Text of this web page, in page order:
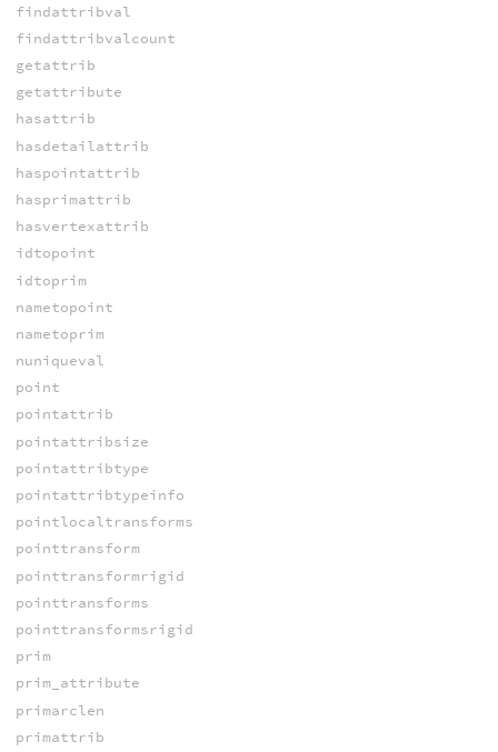
findattribval
findattribvalcount
getattrib
getattribute
hasattrib
hasdetailattrib
haspointattrib
hasprimattrib
hasvertexattrib
idtopoint
idtoprim
nametopoint
nametoprim
nuniqueval
point
pointattrib
pointattribsize
pointattribtype
pointattribtypeinfo
pointlocaltransforms
pointtransform
pointtransformrigid
pointtransforms
pointtransformsrigid
prim
prim_attribute
primarclen
primattrib